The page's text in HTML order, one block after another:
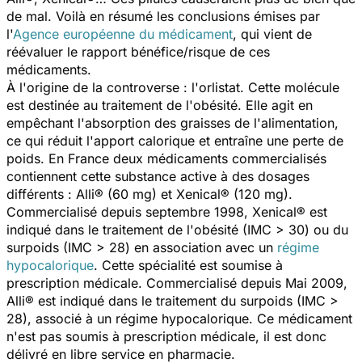
de mal. Voilà en résumé les conclusions émises par
l'Agence européenne du médicament, qui vient de
réévaluer le rapport bénéfice/risque de ces
médicaments.
À l'origine de la controverse : l'orlistat. Cette molécule
est destinée au traitement de l'obésité. Elle agit en
empêchant l'absorption des graisses de l'alimentation,
ce qui réduit l'apport calorique et entraîne une perte de
poids. En France deux médicaments commercialisés
contiennent cette substance active à des dosages
différents : Alli® (60 mg) et Xenical® (120 mg).
Commercialisé depuis septembre 1998, Xenical® est
indiqué dans le traitement de l'obésité (IMC > 30) ou du
surpoids (IMC > 28) en association avec un régime
hypocalorique. Cette spécialité est soumise à
prescription médicale. Commercialisé depuis Mai 2009,
Alli® est indiqué dans le traitement du surpoids (IMC >
28), associé à un régime hypocalorique. Ce médicament
n'est pas soumis à prescription médicale, il est donc
délivré en libre service en pharmacie.